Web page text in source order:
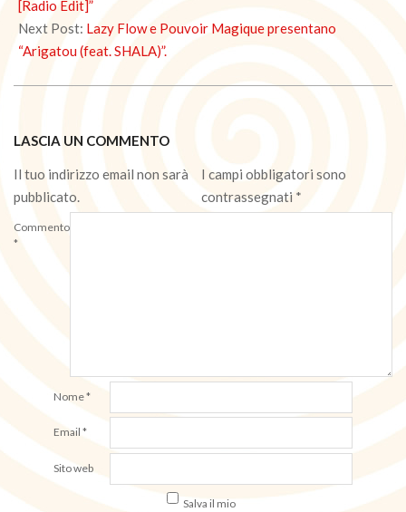
24
[Radio Edit]”
Next Post: Lazy Flow e Pouvoir Magique presentano
“Arigatou (feat. SHALA)”.
LASCIA UN COMMENTO
Il tuo indirizzo email non sarà
pubblicato.
I campi obbligatori sono
contrassegnati *
Commento
*
Nome*
Email *
Sito web
Salva il mio